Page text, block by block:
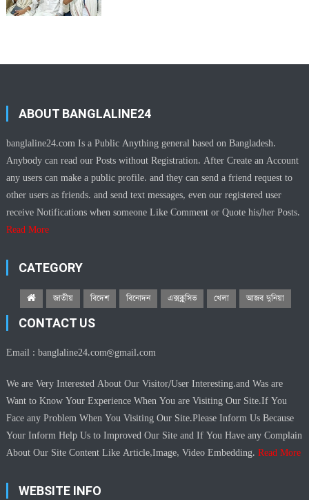
ABOUT BANGLALINE24
banglaline24.com Is a Public Anything general based on Bangladesh.
Anybody can read our Posts without Registration. After Create an Account
any users can make a public profile. and they can send a friend request to
other users as friends. and send text messages, even our registered user
receive Notifications when someone Like Comment or Quote his/her Posts.
Read More
CATEGORY
জাতীয় বিদেশ বিনোদন এক্সক্লুসিভ খেলা আজব দুনিয়া
CONTACT US
Email :banglaline24.com@gmail.com
We are Very Interested About Our Visitor/User Interesting.and Was are
Want to Know Your Experience When You are Visiting Our Site.If You
Face any Problem When You Visiting Our Site.Please Inform Us Because
Your Inform Help Us to Improved Our Site and If You Have any Complain
About Our Site Content Like Article,Image, Video Embedding.Read More
WEBSITE INFO